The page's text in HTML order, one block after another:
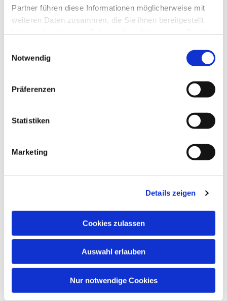
Partner führen diese Informationen möglicherweise mit
weiteren Daten zusammen, die Sie ihnen bereitgestellt
Notwendig
Präferenzen
Statistiken
Marketing
Details zeigen
Cookies zulassen
Auswahl erlauben
Nur notwendige Cookies
Dies könnte Sie auch
interessieren